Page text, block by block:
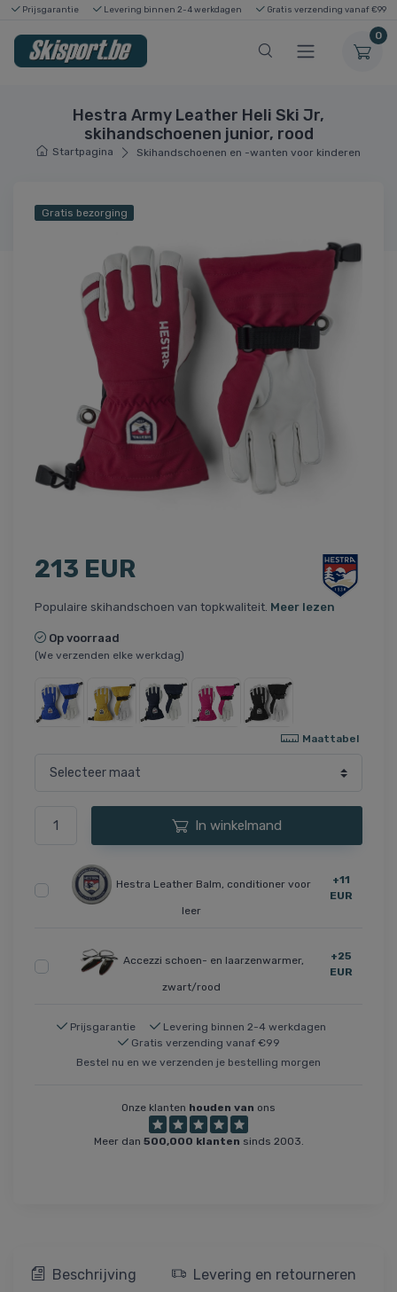
Prijsgarantie Levering binnen 2-4 werkdagen Gratis verzending vanaf €99
0
Hestra Army Leather Heli Ski Jr,
skihandschoenen junior, rood
Startpagina Skihandschoenen en -wanten voor kinderen
Gratis bezorging
213 EUR
Populaire skihandschoen van topkwaliteit. Meer lezen
Op voorraad
(We verzenden elke werkdag)
Maattabel
In winkelmand
Hestra Leather Balm, conditioner voor
leer
+11
EUR
Accezzi schoen- en laarzenwarmer,
zwart/rood
+25
EUR
Prijsgarantie
Levering binnen 2-4 werkdagen
Gratis verzending vanaf €99
Bestel nu en we verzenden je bestelling morgen
Onze klanten houden van ons
Meer dan 500,000 klanten sinds 2003.
Beschrijving Levering en retourneren